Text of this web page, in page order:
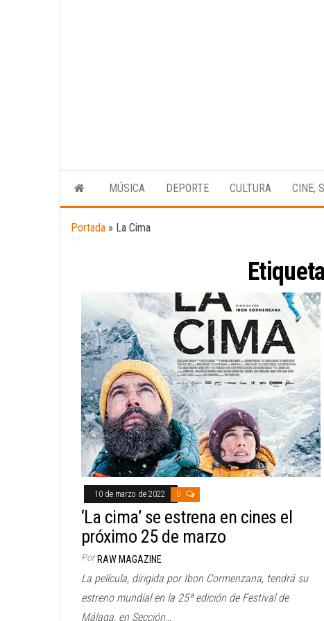
MÚSICA DEPORTE CULTURA CINE,
Portada » La Cima
10 de marzo de 2022 0
‘La cima’ se estrena en cines el
próximo 25 de marzo
Por RAW MAGAZINE
La película, dirigida por Ibon Cormenzana, tendrá su
estreno mundial en la 25ª edición de Festival de
Málaga, en Sección…